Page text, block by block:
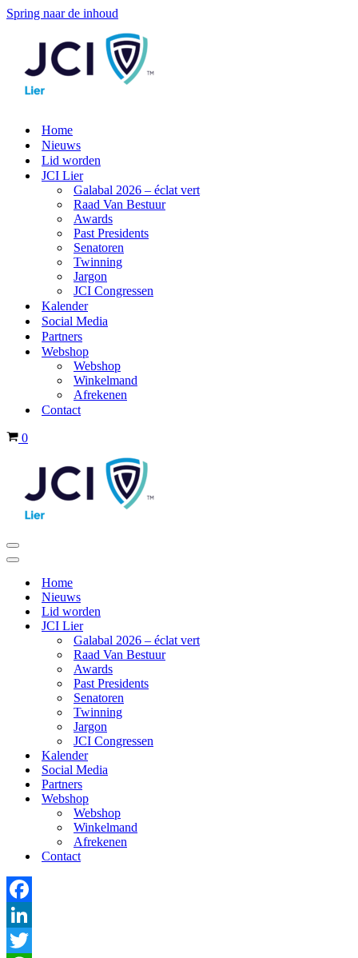
Spring naar de inhoud
Home
Nieuws
Lid worden
JCI Lier
Galabal 2026 – éclat vert
Raad Van Bestuur
Awards
Past Presidents
Senatoren
Twinning
Jargon
JCI Congressen
Kalender
Social Media
Partners
Webshop
Webshop
Winkelmand
Afrekenen
Contact
Winkelwagen
0
Navigatiemenu
Navigatiemenu
Home
Nieuws
Lid worden
JCI Lier
Galabal 2026 – éclat vert
Raad Van Bestuur
Awards
Past Presidents
Senatoren
Twinning
Jargon
JCI Congressen
Kalender
Social Media
Partners
Webshop
Webshop
Winkelmand
Afrekenen
Contact
Facebook
LinkedIn